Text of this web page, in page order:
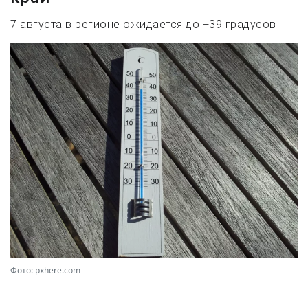
7 августа в регионе ожидается до +39 градусов
Фото: pxhere.com